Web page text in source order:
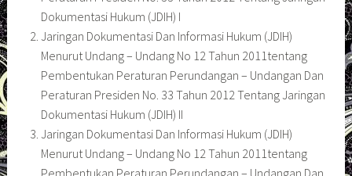
Dokumentasi Hukum (JDIH) I
Jaringan Dokumentasi Dan Informasi Hukum (JDIH)
Menurut Undang – Undang No 12 Tahun 2011tentang
Pembentukan Peraturan Perundangan – Undangan Dan
Peraturan Presiden No. 33 Tahun 2012 Tentang Jaringan
Dokumentasi Hukum (JDIH) II
Jaringan Dokumentasi Dan Informasi Hukum (JDIH)
Menurut Undang – Undang No 12 Tahun 2011tentang
Pembentukan Peraturan Perundangan – Undangan Dan